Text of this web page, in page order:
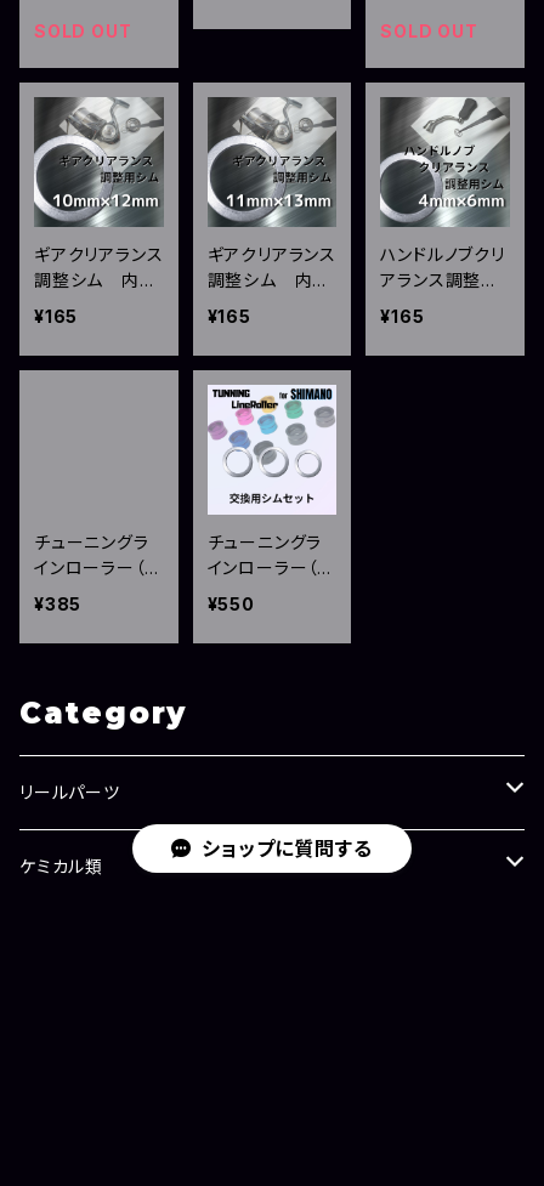
SOLD OUT
SOLD OUT
ギアクリアランス
調整シム 内径
10mm×外径12m
¥165
ギアクリアランス
調整シム 内径
11mm×外径13m
¥165
ハンドルノブクリ
アランス調整シ
ム 内径4mm×
¥165
チューニングラ
インローラー（ダ
イワ用）シムセッ
¥385
チューニングラ
インローラー（シ
マノ用）シムセッ
¥550
Category
リールパーツ
ラインローラー
ケミカル類
ショップに質問する